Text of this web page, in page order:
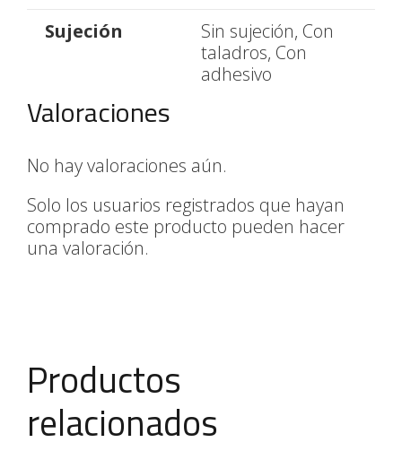
Sujeción
Sin sujeción, Con
taladros, Con
adhesivo
Valoraciones
No hay valoraciones aún.
Solo los usuarios registrados que hayan
comprado este producto pueden hacer
una valoración.
Productos
relacionados